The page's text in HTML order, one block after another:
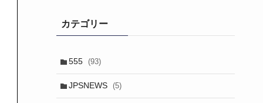
カテゴリー
555 (93)
JPSNEWS (5)